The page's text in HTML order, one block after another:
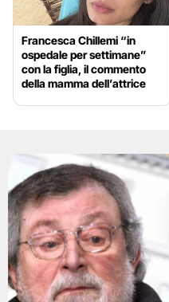
Francesca Chillemi “in
ospedale per settimane”
con la figlia, il commento
della mamma dell’attrice